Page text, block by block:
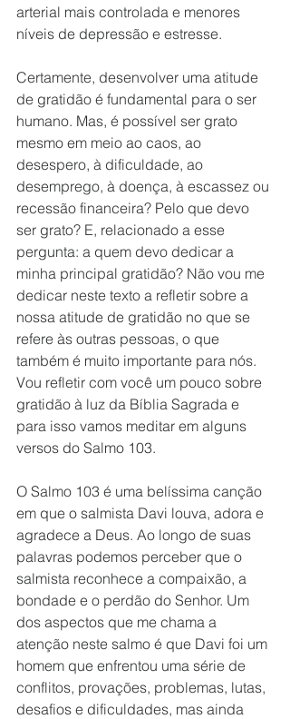
arterial mais controlada e menores
níveis de depressão e estresse.
Certamente, desenvolver uma atitude
de gratidão é fundamental para o ser
humano. Mas, é possível ser grato
mesmo em meio ao caos, ao
desespero, à dificuldade, ao
desemprego, à doença, à escassez ou
recessão financeira? Pelo que devo
ser grato? E, relacionado a esse
pergunta: a quem devo dedicar a
minha principal gratidão? Não vou me
dedicar neste texto a refletir sobre a
nossa atitude de gratidão no que se
refere às outras pessoas, o que
também é muito importante para nós.
Vou refletir com você um pouco sobre
gratidão à luz da Bíblia Sagrada e
para isso vamos meditar em alguns
versos do Salmo 103.
O Salmo 103 é uma belíssima canção
em que o salmista Davi louva, adora e
agradece a Deus. Ao longo de suas
palavras podemos perceber que o
salmista reconhece a compaixão, a
bondade e o perdão do Senhor. Um
dos aspectos que me chama a
atenção neste salmo é que Davi foi um
homem que enfrentou uma série de
conflitos, provações, problemas, lutas,
desafios e dificuldades, mas ainda